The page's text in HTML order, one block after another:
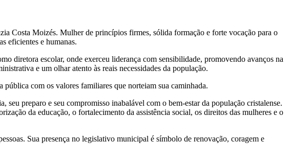
Costa Moizés. Mulher de princípios firmes, sólida formação e forte vocação para o
eficientes e humanas.
diretora escolar, onde exerceu liderança com sensibilidade, promovendo avanços na
e um olhar atento às reais necessidades da população.
com os valores familiares que norteiam sua caminhada.
preparo e seu compromisso inabalável com o bem-estar da população cristalense.
da educação, o fortalecimento da assistência social, os direitos das mulheres e o
Sua presença no legislativo municipal é símbolo de renovação, coragem e